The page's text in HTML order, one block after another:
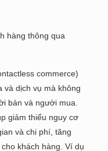
hàng thông qua
commerce)
và dịch vụ mà không
bán và người mua.
giảm thiểu nguy cơ
và chi phí, tăng
khách hàng. Ví dụ